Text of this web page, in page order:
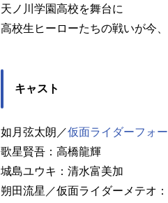
天ノ川学園高校を舞台に
高校生ヒーローたちの戦いが今、
キャスト
如月弦太朗／仮面ライダーフォ
歌星賢吾：高橋龍輝
城島ユウキ：清水富美加
朔田流星／仮面ライダーメテオ：